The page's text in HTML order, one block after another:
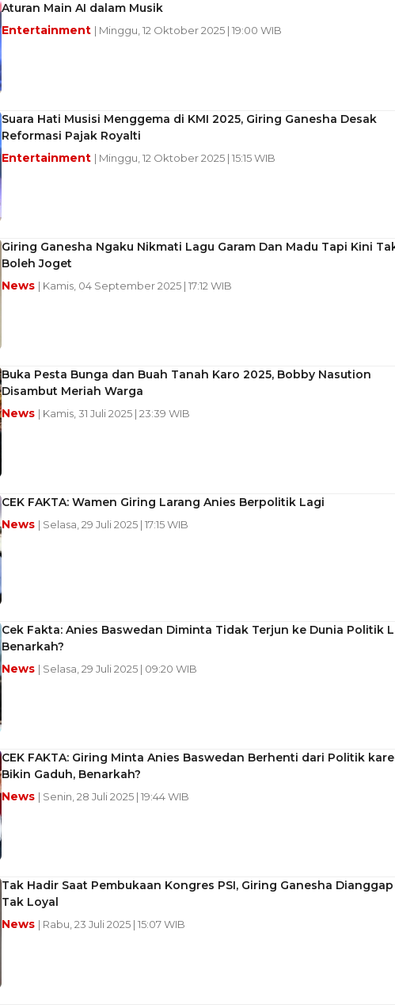
Aturan Main AI dalam Musik
Entertainment | Minggu, 12 Oktober 2025 | 19:00 WIB
Suara Hati Musisi Menggema di KMI 2025, Giring Ganesha Desak
Reformasi Pajak Royalti
Entertainment | Minggu, 12 Oktober 2025 | 15:15 WIB
Giring Ganesha Ngaku Nikmati Lagu Garam Dan Madu Tapi Kini
Boleh Joget
News | Kamis, 04 September 2025 | 17:12 WIB
Buka Pesta Bunga dan Buah Tanah Karo 2025, Bobby Nasution
Disambut Meriah Warga
News | Kamis, 31 Juli 2025 | 23:39 WIB
CEK FAKTA: Wamen Giring Larang Anies Berpolitik Lagi
News | Selasa, 29 Juli 2025 | 17:15 WIB
Cek Fakta: Anies Baswedan Diminta Tidak Terjun ke Dunia Politik
Benarkah?
News | Selasa, 29 Juli 2025 | 09:20 WIB
CEK FAKTA: Giring Minta Anies Baswedan Berhenti dari Politik
Bikin Gaduh, Benarkah?
News | Senin, 28 Juli 2025 | 19:44 WIB
Tak Hadir Saat Pembukaan Kongres PSI, Giring Ganesha Dianggap
Tak Loyal
News | Rabu, 23 Juli 2025 | 15:07 WIB